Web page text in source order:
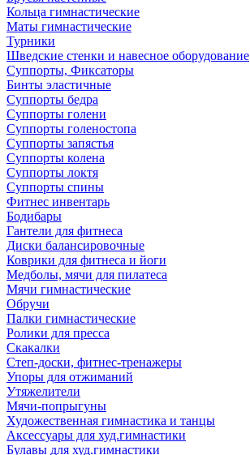
Кольца гимнастические
Маты гимнастические
Турники
Шведские стенки и навесное оборудование
Суппорты, Фиксаторы
Бинты эластичные
Суппорты бедра
Суппорты голени
Суппорты голеностопа
Суппорты запястья
Суппорты колена
Суппорты локтя
Суппорты спины
Фитнес инвентарь
Бодибары
Гантели для фитнеса
Диски балансировочные
Коврики для фитнеса и йоги
Медболы, мячи для пилатеса
Мячи гимнастические
Обручи
Палки гимнастические
Ролики для пресса
Скакалки
Степ-доски, фитнес-тренажеры
Упоры для отжиманий
Утяжелители
Мячи-попрыгуны
Художественная гимнастика и танцы
Аксессуары для худ.гимнастики
Булавы для худ.гимнастики